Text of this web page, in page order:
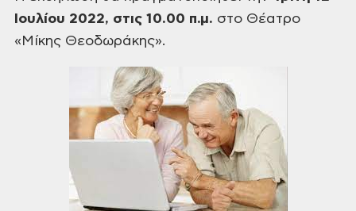
Ιουλίου 2022, στις 10.00 π.μ. στο Θέατρο
«Μίκης Θεοδωράκης».